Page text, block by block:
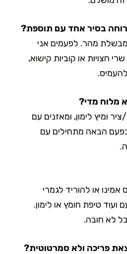
בסיר אחד עם תוספת?
מהר. לפעמים אני
חצויות או קוביות קישוא,
מלוח מדי?
ומיץ לימון, ומאזנים עם
הבאה מתחילים עם
או להוריד לגמרי
ועוד טיפת חומץ או לימון.
לא חובה.
פריכה ולא סמרטוטית?